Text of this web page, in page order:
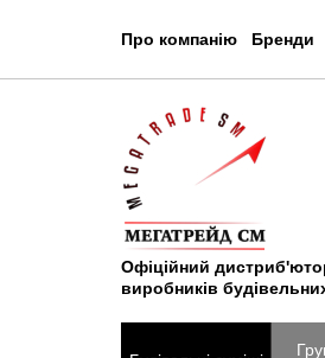
Про компанію Бренди
Офіційний
виробників